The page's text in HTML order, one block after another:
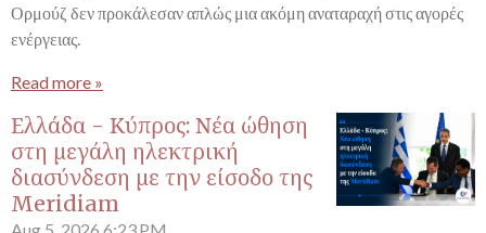
Ορμούζ δεν προκάλεσαν απλώς μια ακόμη αναταραχή στις αγορές
ενέργειας.
Read more »
Ελλάδα - Κύπρος: Νέα ώθηση
στη μεγάλη ηλεκτρική
διασύνδεση με την είσοδο της
Meridiam